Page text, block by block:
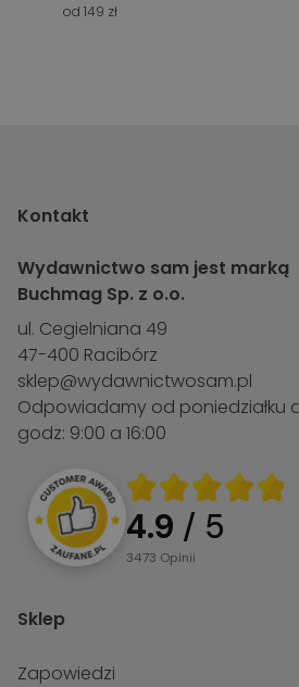
od 149 zł
Kontakt
Wydawnictwo sam jest marką
Buchmag Sp. z o.o.
ul. Cegielniana 49
47-400 Racibórz
sklep@wydawnictwosam.pl
Odpowiadamy od poniedziałku
godz: 9:00 a 16:00
4.9 / 5
3473 opinii
Sklep
Zapowiedzi